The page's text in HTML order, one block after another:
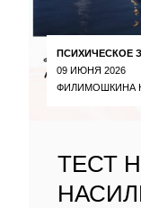
ПСИХИЧЕСКОЕ
09 ИЮНЯ 2026
ФИЛИМОШКИНА
ТЕСТ